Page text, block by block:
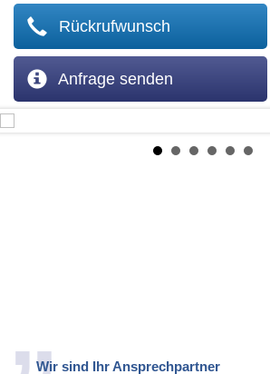
Rückrufwunsch
Anfrage senden
Wir sind Ihr Ansprechpartner